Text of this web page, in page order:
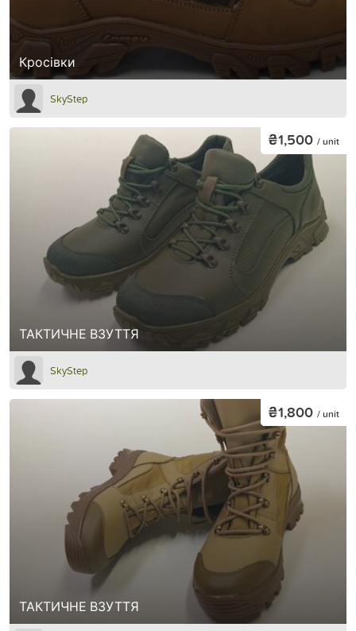
Кросівки
SkyStep
ТАКТИЧНЕ ВЗУТТЯ
₴1,500 / unit
SkyStep
ТАКТИЧНЕ ВЗУТТЯ
₴1,800 / unit